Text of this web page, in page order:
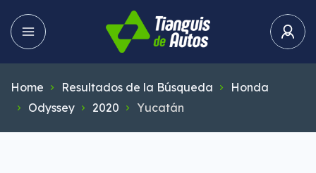
Home Resultados de la Búsqueda
Honda
Odyssey
2020 Yucatán